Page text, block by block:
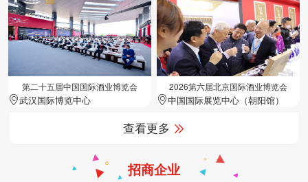
第二十五届中国国际酒业博览会
武汉国际博览中心
2026第六届北京国际酒业博览会
中国国际展览中心（朝阳馆）
查看更多
招商企业